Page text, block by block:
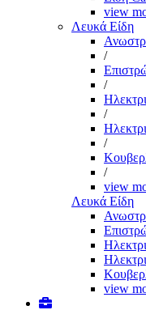
view
Λευκά Είδη
/
/
/
/
/
view
Λευκά Είδη
view